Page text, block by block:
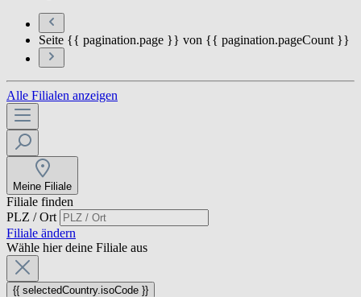
Seite {{ pagination.page }} von {{ pagination.pageCount }}
Alle Filialen anzeigen
Meine Filiale
Filiale finden
PLZ / Ort
Filiale ändern
Wähle hier deine Filiale aus
{{ selectedCountry.isoCode }}